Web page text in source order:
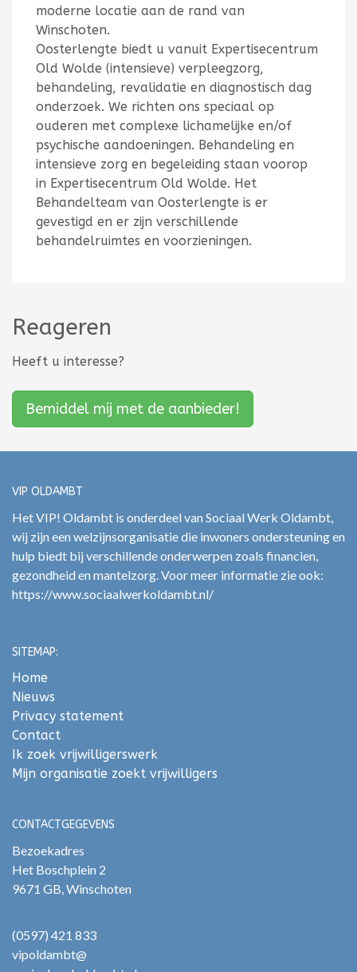
moderne locatie aan de rand van
Winschoten.
Oosterlengte biedt u vanuit Expertisecentrum
Old Wolde (intensieve) verpleegzorg,
behandeling, revalidatie en diagnostisch dag
onderzoek. We richten ons speciaal op
ouderen met complexe lichamelijke en/of
psychische aandoeningen. Behandeling en
intensieve zorg en begeleiding staan voorop
in Expertisecentrum Old Wolde. Het
Behandelteam van Oosterlengte is er
gevestigd en er zijn verschillende
behandelruimtes en voorzieningen.
Reageren
Heeft u interesse?
Bemiddel mij met de aanbieder!
VIP OLDAMBT
Het VIP! Oldambt is onderdeel van Sociaal Werk Oldambt,
wij zijn een welzijnsorganisatie die inwoners ondersteuning en
hulp biedt bij verschillende onderwerpen zoals financien,
gezondheid en mantelzorg. Voor meer informatie zie ook:
https://www.sociaalwerkoldambt.nl/
SITEMAP:
Home
Nieuws
Privacy statement
Contact
Ik zoek vrijwilligerswerk
Mijn organisatie zoekt vrijwilligers
CONTACTGEGEVENS
Bezoekadres
Het Boschplein 2
9671 GB, Winschoten
(0597) 421 833
vipoldambt@